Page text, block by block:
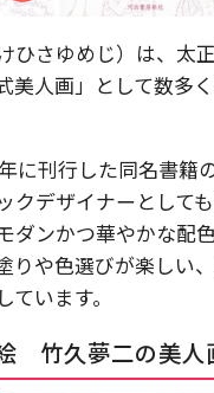
ひさゆめじ）は、太
美人画」として数多
に刊行した同名書籍
クデザイナーとして
ダンかつ華やかな配
りや色選びが楽しい
います。
竹久夢二の美人